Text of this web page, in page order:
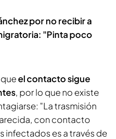
por no recibir a
"Pinta poco
el contacto sigue
, por lo que no existe
"La trasmisión
con contacto
infectados es a través de